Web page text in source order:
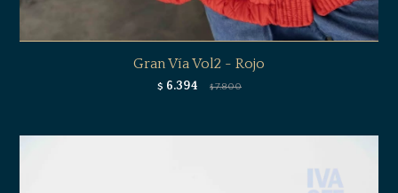
Gran Vía Vol2 - Rojo
$ 6.394 $ 7.800